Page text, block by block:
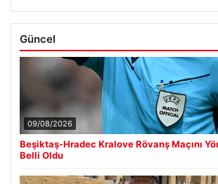
Güncel
09/08/2026
Beşiktaş-Hradec Kralove Rövanş Maçını
Belli Oldu